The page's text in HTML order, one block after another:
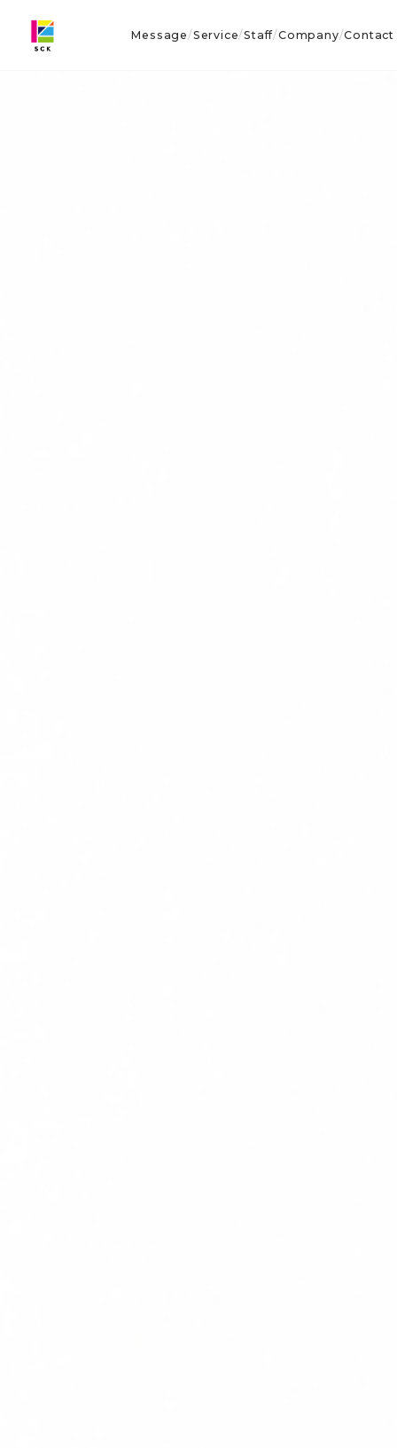
Message/Service/Staff/Company/Contact